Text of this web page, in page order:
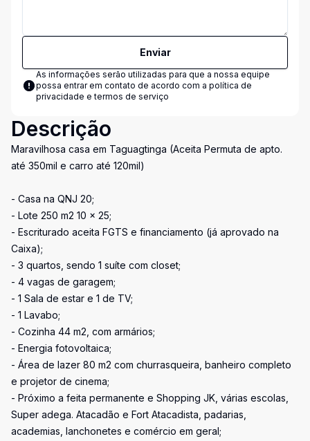
Enviar
As informações serão utilizadas para que a nossa equipe
possa entrar em contato de acordo com a política de
privacidade e termos de serviço
Descrição
Maravilhosa casa em Taguagtinga (Aceita Permuta de apto.
até 350mil e carro até 120mil)
- Casa na QNJ 20;
- Lote 250 m2 10 x 25;
- Escriturado aceita FGTS e financiamento (já aprovado na
Caixa);
- 3 quartos, sendo 1 suíte com closet;
- 4 vagas de garagem;
- 1 Sala de estar e 1 de TV;
- 1 Lavabo;
- Cozinha 44 m2, com armários;
- Energia fotovoltaica;
- Área de lazer 80 m2 com churrasqueira, banheiro completo
e projetor de cinema;
- Próximo a feita permanente e Shopping JK, várias escolas,
Super adega. Atacadão e Fort Atacadista, padarias,
academias, lanchonetes e comércio em geral;